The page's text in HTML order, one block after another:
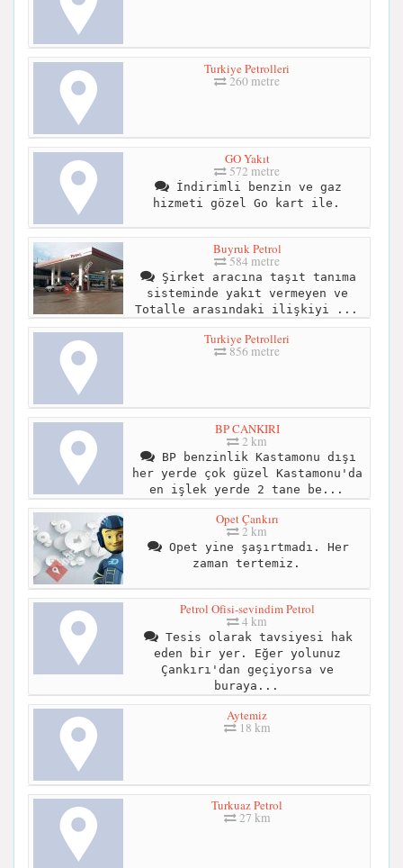
Turkiye Petrolleri
260 metre
GO Yakıt
572 metre
İndirimli benzin ve gaz
hizmeti gözel Go kart ile.
Buyruk Petrol
584 metre
Şirket aracına taşıt tanıma
sisteminde yakıt vermeyen ve
Totalle arasındaki ilişkiyi ...
Turkiye Petrolleri
856 metre
BP CANKIRI
2 km
BP benzinlik Kastamonu dışı
her yerde çok güzel Kastamonu'da
en işlek yerde 2 tane be...
Opet Çankırı
2 km
Opet yine şaşırtmadı. Her
zaman tertemiz.
Petrol Ofisi-sevindim Petrol
4 km
Tesis olarak tavsiyesi hak
eden bir yer. Eğer yolunuz
Çankırı'dan geçiyorsa ve
buraya...
Aytemiz
18 km
Turkuaz Petrol
27 km